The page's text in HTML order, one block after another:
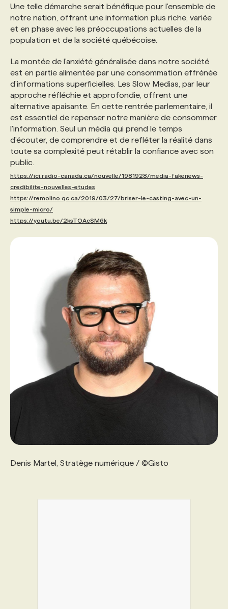
Une telle démarche serait bénéfique pour l'ensemble de
notre nation, offrant une information plus riche, variée
et en phase avec les préoccupations actuelles de la
population et de la société québécoise.
La montée de l'anxiété généralisée dans notre société
est en partie alimentée par une consommation effrénée
d'informations superficielles. Les Slow Medias, par leur
approche réfléchie et approfondie, offrent une
alternative apaisante. En cette rentrée parlementaire, il
est essentiel de repenser notre manière de consommer
l'information. Seul un média qui prend le temps
d'écouter, de comprendre et de refléter la réalité dans
toute sa complexité peut rétablir la confiance avec son
public.
https://ici.radio-canada.ca/nouvelle/1981928/media-fakenews-
credibilite-nouvelles-etudes
https://remolino.qc.ca/2019/03/27/briser-le-casting-avec-un-
simple-micro/
https://youtu.be/2ksTOAcSM6k
Denis Martel, Stratège numérique / ©Gisto